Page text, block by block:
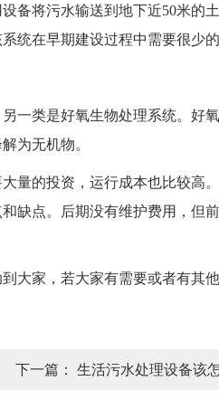
将污水输送到地下近50米的
统在早期建设过程中需要很少
类是好氧生物处理系统。好
为无机物。
的投资，运行成本也比较高
缺点。后期没有维护费用，但
家，若大家有需要或者有其
下一篇： 生活污水处理设备该